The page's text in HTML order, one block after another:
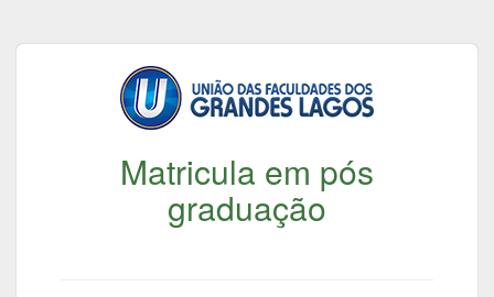
Matricula em pós
graduação